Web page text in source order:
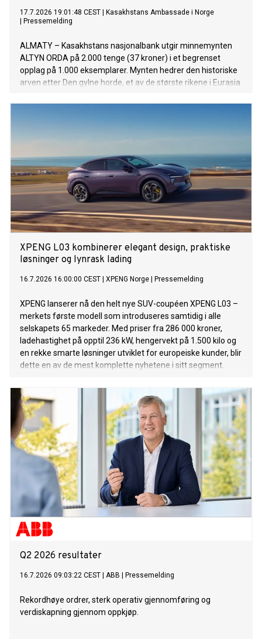
17.7.2026 19:01:48 CEST
Kasakhstans Ambassade i Norge
Pressemelding
ALMATY – Kasakhstans nasjonalbank utgir minnemynten
ALTYN ORDA på 2.000 tenge (37 kroner) i et begrenset
opplag på 1.000 eksemplarer. Mynten hedrer den historiske
arven etter Den gylne horde, et av de største rikene i Eurasia
XPENG L03 kombinerer elegant design, praktiske
løsninger og lynrask lading
16.7.2026 16:00:00 CEST XPENG Norge Pressemelding
XPENG lanserer nå den helt nye SUV-coupéen XPENG L03 –
merkets første modell som introduseres samtidig i alle
selskapets 65 markeder. Med priser fra 286 000 kroner,
ladehastighet på opptil 236 kW, hengervekt på 1.500 kilo og
en rekke smarte løsninger utviklet for europeiske kunder, blir
dette en av de mest komplette nyhetene i sitt segment.
Q2 2026 resultater
16.7.2026 09:03:22 CEST ABB Pressemelding
Rekordhøye ordrer, sterk operativ gjennomføring og
verdiskapning gjennom oppkjøp.